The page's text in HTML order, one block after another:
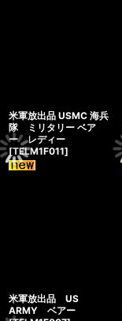
米軍放出品 USMC 海兵
隊 ミリタリー ベア
ー レディー
[TELM1F011]
米軍放出品 US
ARMY ベアー